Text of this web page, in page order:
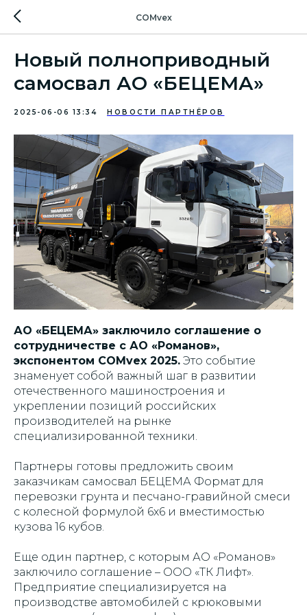
COMvex
Новый полноприводный
самосвал АО «БЕЦЕМА»
2025-06-06 13:34 НОВОСТИ ПАРТНЁРОВ
АО «БЕЦЕМА» заключило соглашение о
сотрудничестве с АО «Романов»,
экспонентом COMvex 2025. Это событие
знаменует собой важный шаг в развитии
отечественного машиностроения и
укреплении позиций российских
производителей на рынке
специализированной техники.
Партнеры готовы предложить своим
заказчикам самосвал БЕЦЕМА Формат для
перевозки грунта и песчано-гравийной смеси
с колесной формулой 6х6 и вместимостью
кузова 16 кубов.
Еще один партнер, с которым АО «Романов»
заключило соглашение – ООО «ТК Лифт».
Предприятие специализируется на
производстве автомобилей с крюковыми